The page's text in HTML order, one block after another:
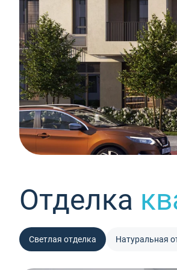
Отделка
Светлая отделка Натуральная